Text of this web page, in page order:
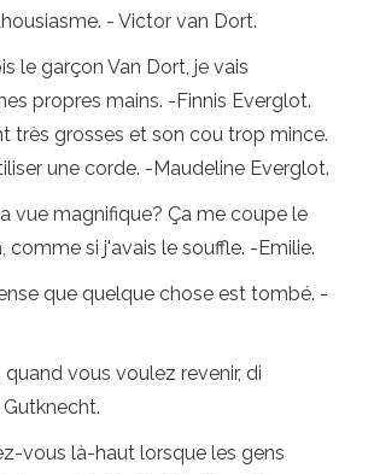
- Victor van Dort.
le garçon Van Dort, je vais
propres mains. -Finnis Everglot.
très grosses et son cou trop mince.
une corde. -Maudeline Everglot.
vue magnifique? Ça me coupe le
comme si j'avais le souffle. -Emilie.
que quelque chose est tombé. -
vous voulez revenir, di
Gutknecht.
vous là-haut lorsque les gens